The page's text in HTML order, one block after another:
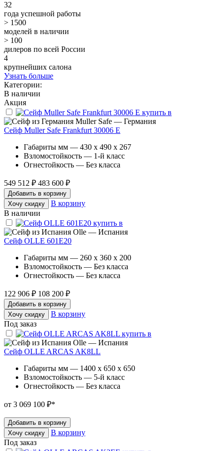
32
года успешной работы
> 1500
моделей в наличии
> 100
дилеров по всей России
4
крупнейших салона
Узнать больше
Категории:
В наличии
Акция
Muller Safe — Германия
Сейф Muller Safe Frankfurt 30006 E
Габариты мм — 430 x 490 x 267
Взломостойкость — 1-й класс
Огнестойкость — Без класса
549 512 ₽ 483 600 ₽
Добавить в корзину
Хочу скидку
В корзину
В наличии
Olle — Испания
Сейф OLLE 601E20
Габариты мм — 260 x 360 x 200
Взломостойкость — Без класса
Огнестойкость — Без класса
122 906 ₽ 108 200 ₽
Добавить в корзину
Хочу скидку
В корзину
Под заказ
Olle — Испания
Сейф OLLE ARCAS AK8LL
Габариты мм — 1400 x 650 x 650
Взломостойкость — 5-й класс
Огнестойкость — Без класса
от 3 069 100 ₽*
Добавить в корзину
Хочу скидку
В корзину
Под заказ